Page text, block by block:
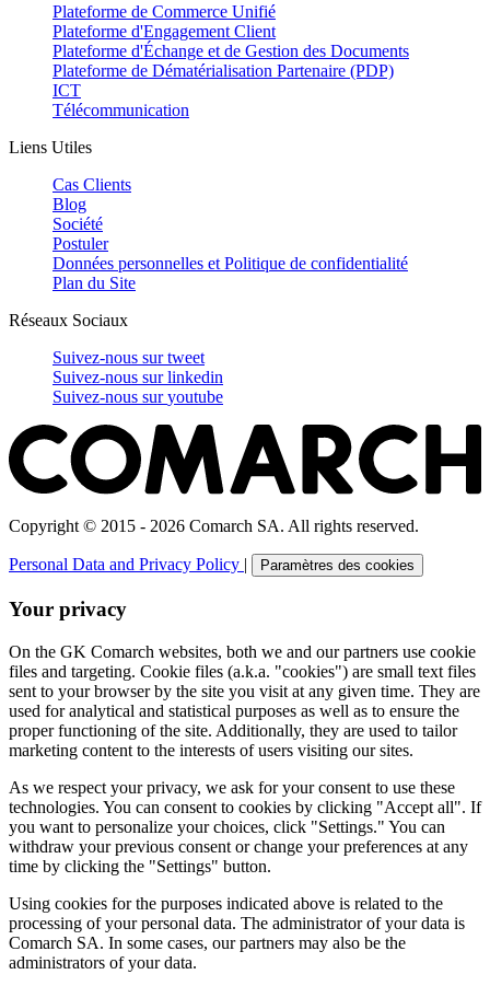
Plateforme de Commerce Unifié
Plateforme d'Engagement Client
Plateforme d'Échange et de Gestion des Documents
Plateforme de Dématérialisation Partenaire (PDP)
ICT
Télécommunication
Liens Utiles
Cas Clients
Blog
Société
Postuler
Données personnelles et Politique de confidentialité
Plan du Site
Réseaux Sociaux
Suivez-nous surtweet
Suivez-nous surlinkedin
Suivez-nous suryoutube
Copyright © 2015 - 2026 Comarch SA. All rights reserved.
Personal Data and Privacy Policy | Paramètres des cookies
Your privacy
On the GK Comarch websites, both we and our partners use cookie
files and targeting. Cookie files (a.k.a. "cookies") are small text files
sent to your browser by the site you visit at any given time. They are
used for analytical and statistical purposes as well as to ensure the
proper functioning of the site. Additionally, they are used to tailor
marketing content to the interests of users visiting our sites.
As we respect your privacy, we ask for your consent to use these
technologies. You can consent to cookies by clicking "Accept all". If
you want to personalize your choices, click "Settings." You can
withdraw your previous consent or change your preferences at any
time by clicking the "Settings" button.
Using cookies for the purposes indicated above is related to the
processing of your personal data. The administrator of your data is
Comarch SA. In some cases, our partners may also be the
administrators of your data.